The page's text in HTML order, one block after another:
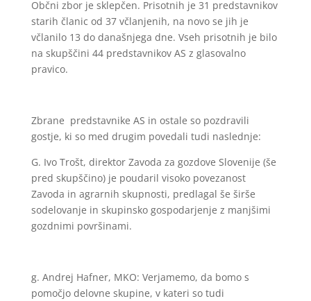
Občni zbor je sklepčen. Prisotnih je 31 predstavnikov
starih članic od 37 včlanjenih, na novo se jih je
včlanilo 13 do današnjega dne. Vseh prisotnih je bilo
na skupščini 44 predstavnikov AS z glasovalno
pravico.
Zbrane predstavnike AS in ostale so pozdravili
gostje, ki so med drugim povedali tudi naslednje:
G. Ivo Trošt, direktor Zavoda za gozdove Slovenije (še
pred skupščino) je poudaril visoko povezanost
Zavoda in agrarnih skupnosti, predlagal še širše
sodelovanje in skupinsko gospodarjenje z manjšimi
gozdnimi površinami.
g. Andrej Hafner, MKO: Verjamemo, da bomo s
pomočjo delovne skupine, v kateri so tudi